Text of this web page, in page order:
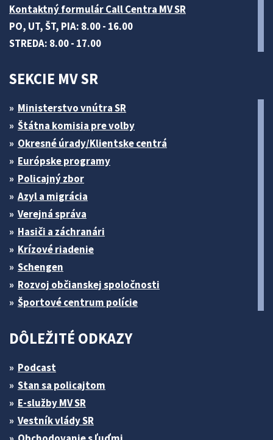
Kontaktný formulár Call Centra MV SR
PO, UT, ŠT, PIA: 8.00 - 16.00
STREDA: 8.00 - 17.00
SEKCIE MV SR
Ministerstvo vnútra SR
Štátna komisia pre volby
Okresné úrady/Klientske centrá
Európske programy
Policajný zbor
Azyl a migrácia
Verejná správa
Hasiči a záchranári
Krízové riadenie
Schengen
Rozvoj občianskej spoločnosti
Športové centrum polície
DÔLEŽITÉ ODKAZY
Podcast
Stan sa policajtom
E-služby MV SR
Vestník vlády SR